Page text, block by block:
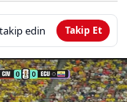
edin Takip Et